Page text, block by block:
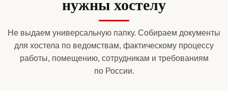
Не выдаем универсальную папку. Собираем документы
для хостела по ведомствам, фактическому процессу
работы, помещению, сотрудникам и требованиям
по России.